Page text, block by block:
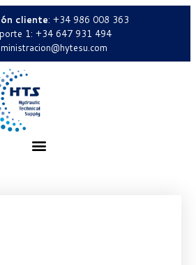
cliente: +34 986 008 363
1: +34 647 931 494